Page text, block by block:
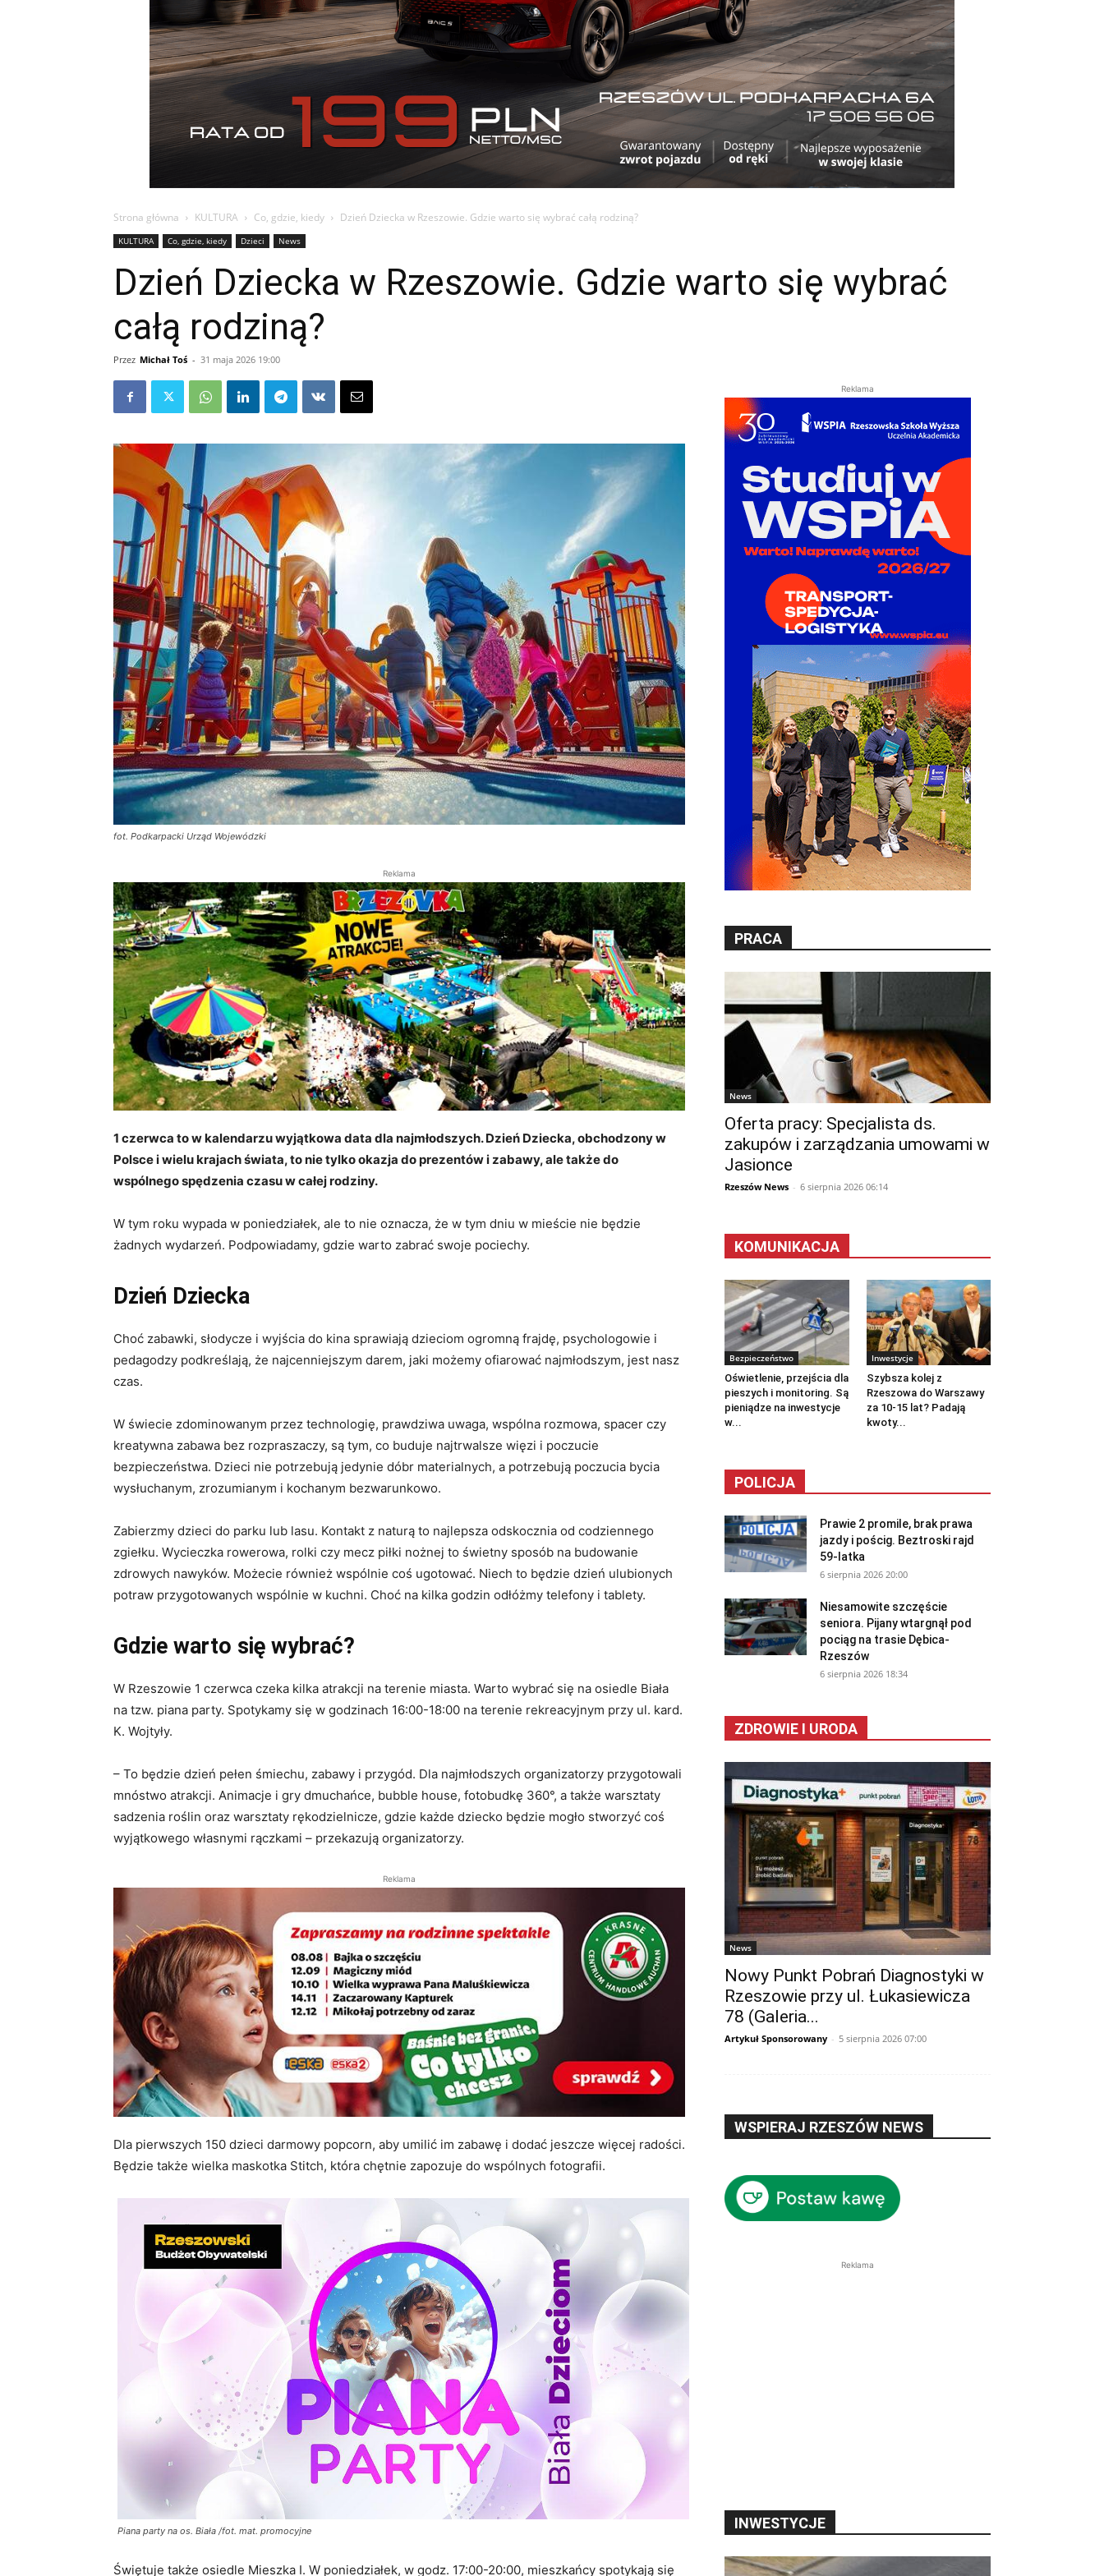
Strona główna KULTURA Co, gdzie, kiedy Dzień Dziecka w Rzeszowie. Gdzie warto się wybrać całą rodziną?
KULTURA Co, gdzie, kiedy Dzieci News
Dzień Dziecka w Rzeszowie. Gdzie warto się wybrać
całą rodziną?
Przez Michał Toś - 31 maja 2026 19:00
fot. Podkarpacki Urząd Wojewódzki
Reklama
1 czerwca to w kalendarzu wyjątkowa data dla najmłodszych. Dzień Dziecka, obchodzony w
Polsce i wielu krajach świata, to nie tylko okazja do prezentów i zabawy, ale także do
wspólnego spędzenia czasu w całej rodziny.
W tym roku wypada w poniedziałek, ale to nie oznacza, że w tym dniu w mieście nie będzie
żadnych wydarzeń. Podpowiadamy, gdzie warto zabrać swoje pociechy.
Dzień Dziecka
Choć zabawki, słodycze i wyjścia do kina sprawiają dzieciom ogromną frajdę, psychologowie i
pedagodzy podkreślają, że najcenniejszym darem, jaki możemy ofiarować najmłodszym, jest nasz
czas.
W świecie zdominowanym przez technologię, prawdziwa uwaga, wspólna rozmowa, spacer czy
kreatywna zabawa bez rozpraszaczy, są tym, co buduje najtrwalsze więzi i poczucie
bezpieczeństwa. Dzieci nie potrzebują jedynie dóbr materialnych, a potrzebują poczucia bycia
wysłuchanym, zrozumianym i kochanym bezwarunkowo.
Zabierzmy dzieci do parku lub lasu. Kontakt z naturą to najlepsza odskocznia od codziennego
zgiełku. Wycieczka rowerowa, rolki czy mecz piłki nożnej to świetny sposób na budowanie
zdrowych nawyków. Możecie również wspólnie coś ugotować. Niech to będzie dzień ulubionych
potraw przygotowanych wspólnie w kuchni. Choć na kilka godzin odłóżmy telefony i tablety.
Gdzie warto się wybrać?
W Rzeszowie 1 czerwca czeka kilka atrakcji na terenie miasta. Warto wybrać się na osiedle Biała
na tzw. piana party. Spotykamy się w godzinach 16:00-18:00 na terenie rekreacyjnym przy ul. kard.
K. Wojtyły.
– To będzie dzień pełen śmiechu, zabawy i przygód. Dla najmłodszych organizatorzy przygotowali
mnóstwo atrakcji. Animacje i gry dmuchańce, bubble house, fotobudkę 360°, a także warsztaty
sadzenia roślin oraz warsztaty rękodzielnicze, gdzie każde dziecko będzie mogło stworzyć coś
wyjątkowego własnymi rączkami – przekazują organizatorzy.
Reklama
Dla pierwszych 150 dzieci darmowy popcorn, aby umilić im zabawę i dodać jeszcze więcej radości.
Będzie także wielka maskotka Stitch, która chętnie zapozuje do wspólnych fotografii.
Piana party na os. Biała /fot. mat. promocyjne
Świętuje także osiedle Mieszka I. W poniedziałek, w godz. 17:00-20:00, mieszkańcy spotykają się
Reklama
PRACA
News
Oferta pracy: Specjalista ds.
zakupów i zarządzania umowami w
Jasionce
Rzeszów News - 6 sierpnia 2026 06:14
KOMUNIKACJA
Bezpieczeństwo
Oświetlenie, przejścia dla
pieszych i monitoring. Są
pieniądze na inwestycje
w...
Inwestycje
Szybsza kolej z
Rzeszowa do Warszawy
za 10-15 lat? Padają
kwoty...
POLICJA
Prawie 2 promile, brak prawa
jazdy i pościg. Beztroski rajd
59-latka
6 sierpnia 2026 20:00
Niesamowite szczęście
seniora. Pijany wtargnął pod
pociąg na trasie Dębica-
Rzeszów
6 sierpnia 2026 18:34
ZDROWIE I URODA
News
Nowy Punkt Pobrań Diagnostyki w
Rzeszowie przy ul. Łukasiewicza
78 (Galeria...
Artykuł Sponsorowany - 5 sierpnia 2026 07:00
WSPIERAJ RZESZÓW NEWS
Reklama
INWESTYCJE